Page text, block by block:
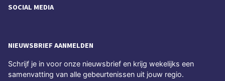
SOCIAL MEDIA
NIEUWSBRIEF AANMELDEN
Schrijf je in voor onze nieuwsbrief en krijg wekelijks een
samenvatting van alle gebeurtenissen uit jouw regio.